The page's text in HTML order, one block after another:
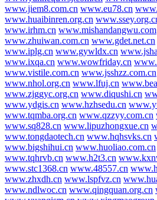
www.jiem8.com.cn www.eu78.cn
www.huaibinren.org.cn
www.irhm.cn www.mishandangwu.com
www.zhuiwan.com.cn www.gdet.net.cn
www.iplg.cn www.gywldx.cn
www.ixqa.cn www.wowfriday.cn
www.vistile.com.cn www.jsshzz.com.cn
www.nhol.org.cn www.lfuj.cn
www.zjggyc.org.cn www.diqushi.cn
www.ydgis.cn www.hzhsedu.cn
www.tqmba.org.cn www.qzzyy.com.cn
www.sq828.cn www.lipuzhongxue.cn
www.tongdaotech.cn www.hqhsvks.cn
www.bigshihui.cn www.huoliao.com.cn
www.tqhrvb.cn www.h2t3.cn
www.stc1368.cn www.48557.cn
www.zhxdh.cn www.lspfvz.cn
www.ndlwoc.cn www.qingquan.org.cn